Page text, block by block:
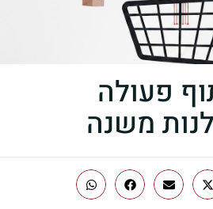
פעולה
משנה